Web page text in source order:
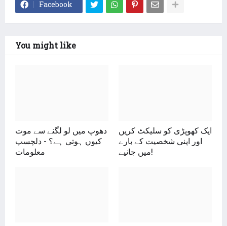
Facebook
You might like
دھوپ میں لو لگنے سے موت
کیوں ہوتی ہے؟ - دلچسپ
معلومات
ایک کھوپڑی کو سلیکٹ کریں
اور اپنی شخصیت کے بارے
میں جانیے!